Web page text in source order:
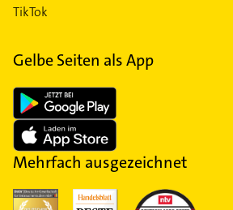
TikTok
Gelbe Seiten als App
Mehrfach ausgezeichnet